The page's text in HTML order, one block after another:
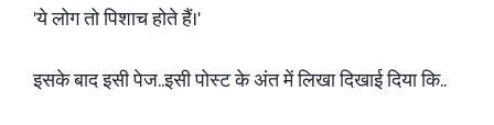
'ये लोग तो पिशाच होते हैं।'
इसके बाद इसी पेज..इसी पोस्ट के अंत में लिखा दिखाई दिया कि..